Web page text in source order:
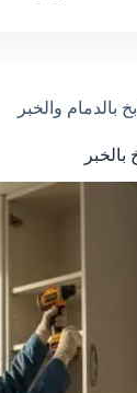
بالدمام والخبر